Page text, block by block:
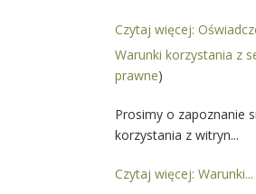
Czytaj więcej:
Warunki korzystania z
prawne)
Prosimy o zapoznanie
korzystania z witryn...
Czytaj więcej: Warunki...